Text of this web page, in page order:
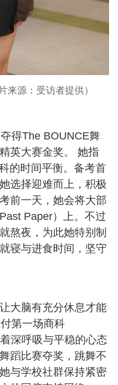
来源：受访者提供）
得The BOUNCE舞
英大赛金奖。 她指
的时间平衡。备考首
选择迎难而上，积极
前一天，她会将大部
Paper）上。不过
熬夜，为此她特别制
寝与进食时间，坚守
大脑有充分休息才能
第一场商科
深呼吸与平稳的心态
蹈比赛夺奖，跳舞不
与学校社群保持紧密